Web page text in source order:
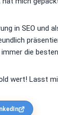
in SEO und
die
wert! Lasst